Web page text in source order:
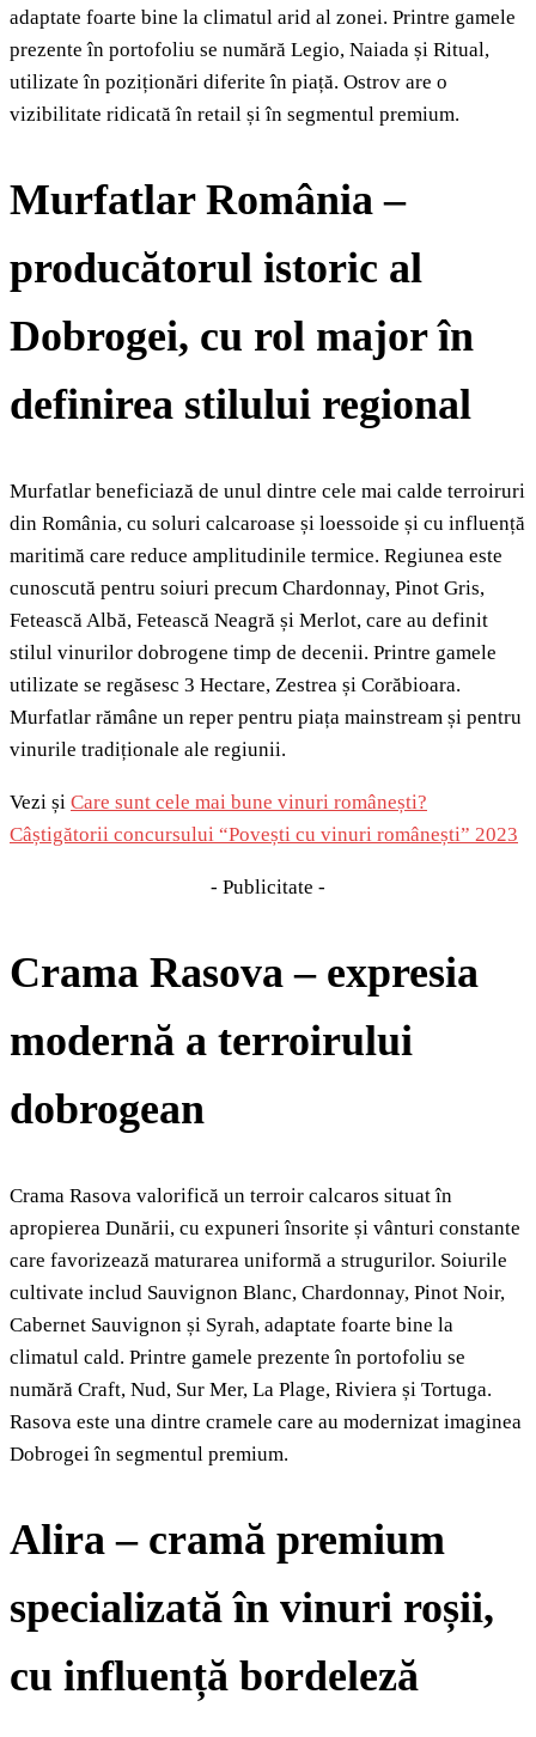
adaptate foarte bine la climatul arid al zonei. Printre gamele
prezente în portofoliu se numără Legio, Naiada și Ritual,
utilizate în poziționări diferite în piață. Ostrov are o
vizibilitate ridicată în retail și în segmentul premium.
Murfatlar România –
producătorul istoric al
Dobrogei, cu rol major în
definirea stilului regional
Murfatlar beneficiază de unul dintre cele mai calde terroiruri
din România, cu soluri calcaroase și loessoide și cu influență
maritimă care reduce amplitudinile termice. Regiunea este
cunoscută pentru soiuri precum Chardonnay, Pinot Gris,
Fetească Albă, Fetească Neagră și Merlot, care au definit
stilul vinurilor dobrogene timp de decenii. Printre gamele
utilizate se regăsesc 3 Hectare, Zestrea și Corăbioara.
Murfatlar rămâne un reper pentru piața mainstream și pentru
vinurile tradiționale ale regiunii.
Vezi și Care sunt cele mai bune vinuri românești?
Câștigătorii concursului “Povești cu vinuri românești” 2023
- Publicitate -
Crama Rasova – expresia
modernă a terroirului
dobrogean
Crama Rasova valorifică un terroir calcaros situat în
apropierea Dunării, cu expuneri însorite și vânturi constante
care favorizează maturarea uniformă a strugurilor. Soiurile
cultivate includ Sauvignon Blanc, Chardonnay, Pinot Noir,
Cabernet Sauvignon și Syrah, adaptate foarte bine la
climatul cald. Printre gamele prezente în portofoliu se
numără Craft, Nud, Sur Mer, La Plage, Riviera și Tortuga.
Rasova este una dintre cramele care au modernizat imaginea
Dobrogei în segmentul premium.
Alira – cramă premium
specializată în vinuri roșii,
cu influență bordeleză